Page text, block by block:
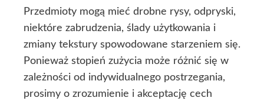
Przedmioty mogą mieć drobne rysy, odpryski,
niektóre zabrudzenia, ślady użytkowania i
zmiany tekstury spowodowane starzeniem się.
Ponieważ stopień zużycia może różnić się w
zależności od indywidualnego postrzegania,
prosimy o zrozumienie i akceptację cech